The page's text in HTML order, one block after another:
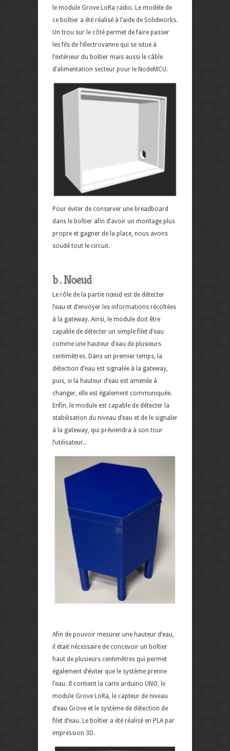
le module Grove LoRa radio. Le modèle de
ce boîtier a été réalisé à l’aide de Solidworks.
Un trou sur le côté permet de faire passer
les fils de l’électrovanne qui se situe à
l’extérieur du boîtier mais aussi le câble
d’alimentation secteur pour le NodeMCU.
Pour éviter de conserver une breadboard
dans le boîtier afin d’avoir un montage plus
propre et gagner de la place, nous avons
soudé tout le circuit.
b . Noeud
Le rôle de la partie nœud est de détecter
l’eau et d’envoyer les informations récoltées
à la gateway. Ainsi, le module doit être
capable de détecter un simple filet d’eau
comme une hauteur d’eau de plusieurs
centimètres. Dans un premier temps, la
détection d’eau est signalée à la gateway,
puis, si la hauteur d’eau est amenée à
changer, elle est également communiquée.
Enfin, le module est capable de détecter la
stabilisation du niveau d’eau et de le signaler
à la gateway, qui préviendra à son tour
l’utilisateur..
Afin de pouvoir mesurer une hauteur d’eau,
il était nécessaire de concevoir un boîtier
haut de plusieurs centimètres qui permet
également d’éviter que le système prenne
l’eau. Il contient la carte arduino UNO, le
module Grove LoRa, le capteur de niveau
d’eau Grove et le système de détection de
filet d’eau. Le boîtier a été réalisé en PLA par
impression 3D.